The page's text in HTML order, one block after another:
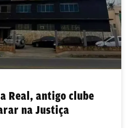
Real, antigo clube
na Justiça